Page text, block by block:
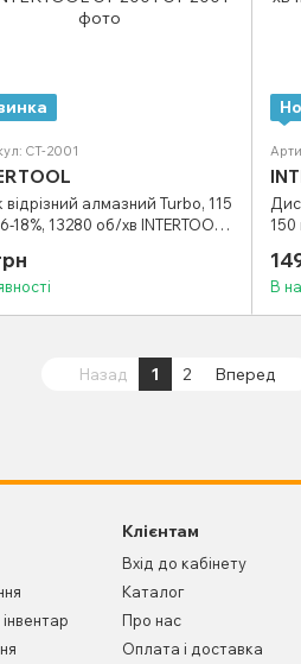
CT-2001
відрізний алмазний Turbo, 115
18%, 13280 об/хв INTERTOOL
150
В
Назад 1 2 Вперед
Клієнтам
Вхід до кабінету
Каталог
Про нас
Оплата і доставка